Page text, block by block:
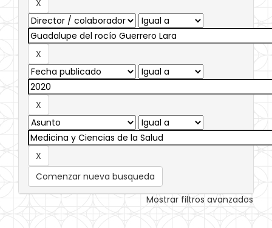
Comenzar nueva busqueda
Mostrar filtros avanzados